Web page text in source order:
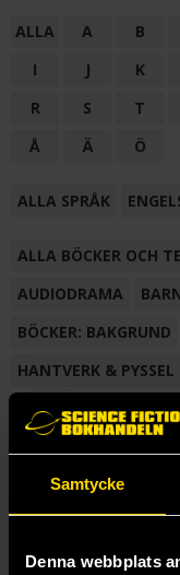
Samtycke
Denna webbplats
ALLA A B
I
J K
R
S T
Å
Ä Ö
ALLA SPRÅK
ALLA BÖCKER OCH
AUDIODRAMA
BÖCKER: BAKGRUND
HANTVERK & PYSSEL
KORTROMAN
SAMLINGSVOLYM